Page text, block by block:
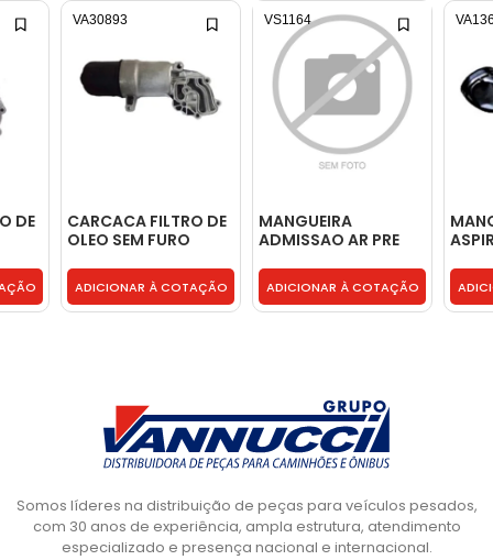
DE
CARCACA FILTRO DE
OLEO SEM FURO
FILTRO - 9061801210
ADICIONAR À COTAÇÃO
VA30893
MANGUEIRA
ADMISSAO AR PRE
ADICIONAR À COTAÇÃO
VS1164
Somos líderes na distribuição de peças para veículos pesados,
com 30 anos de experiência, ampla estrutura, atendimento
especializado e presença nacional e internacional.